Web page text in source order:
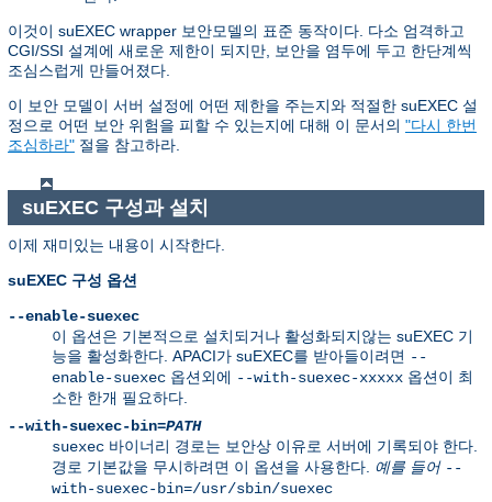
이것이 suEXEC wrapper 보안모델의 표준 동작이다. 다소 엄격하고
CGI/SSI 설계에 새로운 제한이 되지만, 보안을 염두에 두고 한단계씩
조심스럽게 만들어졌다.
이 보안 모델이 서버 설정에 어떤 제한을 주는지와 적절한 suEXEC 설
정으로 어떤 보안 위험을 피할 수 있는지에 대해 이 문서의 "다시 한번
조심하라" 절을 참고하라.
suEXEC 구성과 설치
이제 재미있는 내용이 시작한다.
suEXEC 구성 옵션
--enable-suexec
이 옵션은 기본적으로 설치되거나 활성화되지않는 suEXEC 기
능을 활성화한다. APACI가 suEXEC를 받아들이려면 --
enable-suexec 옵션외에 --with-suexec-xxxxx 옵션이 최
소한 한개 필요하다.
--with-suexec-bin=PATH
suexec 바이너리 경로는 보안상 이유로 서버에 기록되야 한다.
경로 기본값을 무시하려면 이 옵션을 사용한다. 예를 들어 --
with-suexec-bin=/usr/sbin/suexec